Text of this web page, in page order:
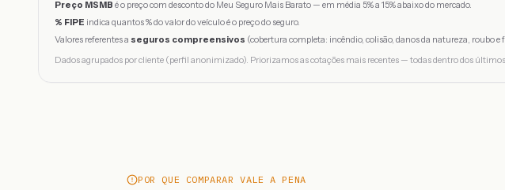
Preço MSMB é o preço com desconto do Meu Seguro Mais Barato — em média 5% a 15% abaixo do mercado.
% FIPE indica quantos % do valor do veículo é o preço do seguro.
Valores referentes a seguros compreensivos (cobertura completa: incêndio, colisão, danos da natureza, roubo
Dados agrupados por cliente (perfil anonimizado). Priorizamos as cotações mais recentes — todas dentro dos últimos
POR QUE COMPARAR VALE A PENA